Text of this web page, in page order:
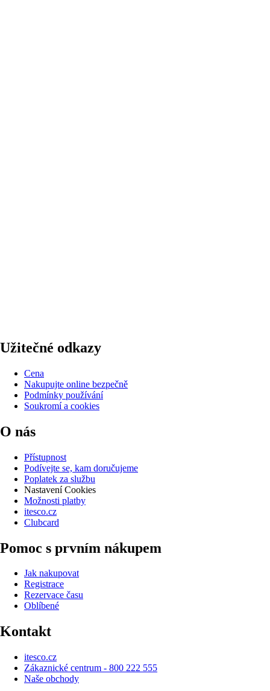
Užitečné odkazy
Cena
Nakupujte online bezpečně
Podmínky používání
Soukromí a cookies
O nás
Přístupnost
Podívejte se, kam doručujeme
Poplatek za službu
Nastavení Cookies
Možnosti platby
itesco.cz
Clubcard
Pomoc s prvním nákupem
Jak nakupovat
Registrace
Rezervace času
Oblíbené
Kontakt
itesco.cz
Zákaznické centrum - 800 222 555
Naše obchody